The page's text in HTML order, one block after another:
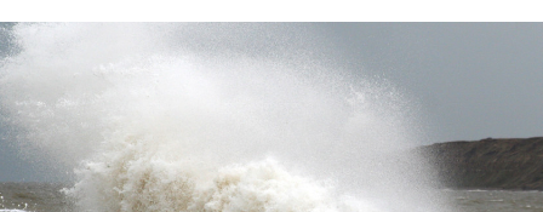
Kemikalier
Landsbygd
Livsstil & konsumtion
1492 ARTIKLAR
Klimat